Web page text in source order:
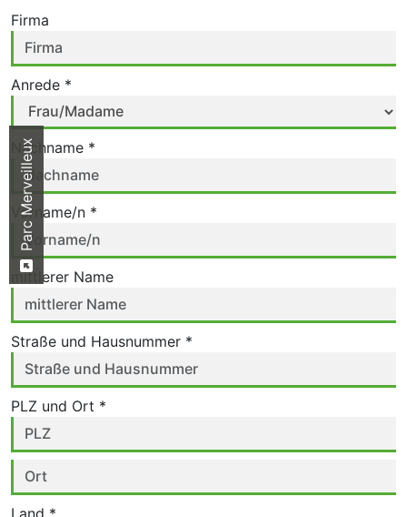
Firma
Anrede *
Nachname *
Vorname/n *
mittlerer Name
Straße und Hausnummer *
PLZ und Ort *
Land *
Parc Merveilleux